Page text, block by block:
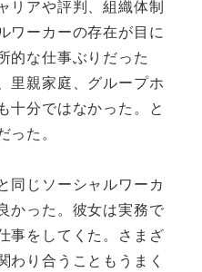
リアや評判、組織体制
ワーカーの存在が目に
的な仕事ぶりだった
里親家庭、グループホ
十分ではなかった。と
た。
同じソーシャルワーカ
かった。彼女は実務で
事をしてくた。さまざ
わり合うこともうまく